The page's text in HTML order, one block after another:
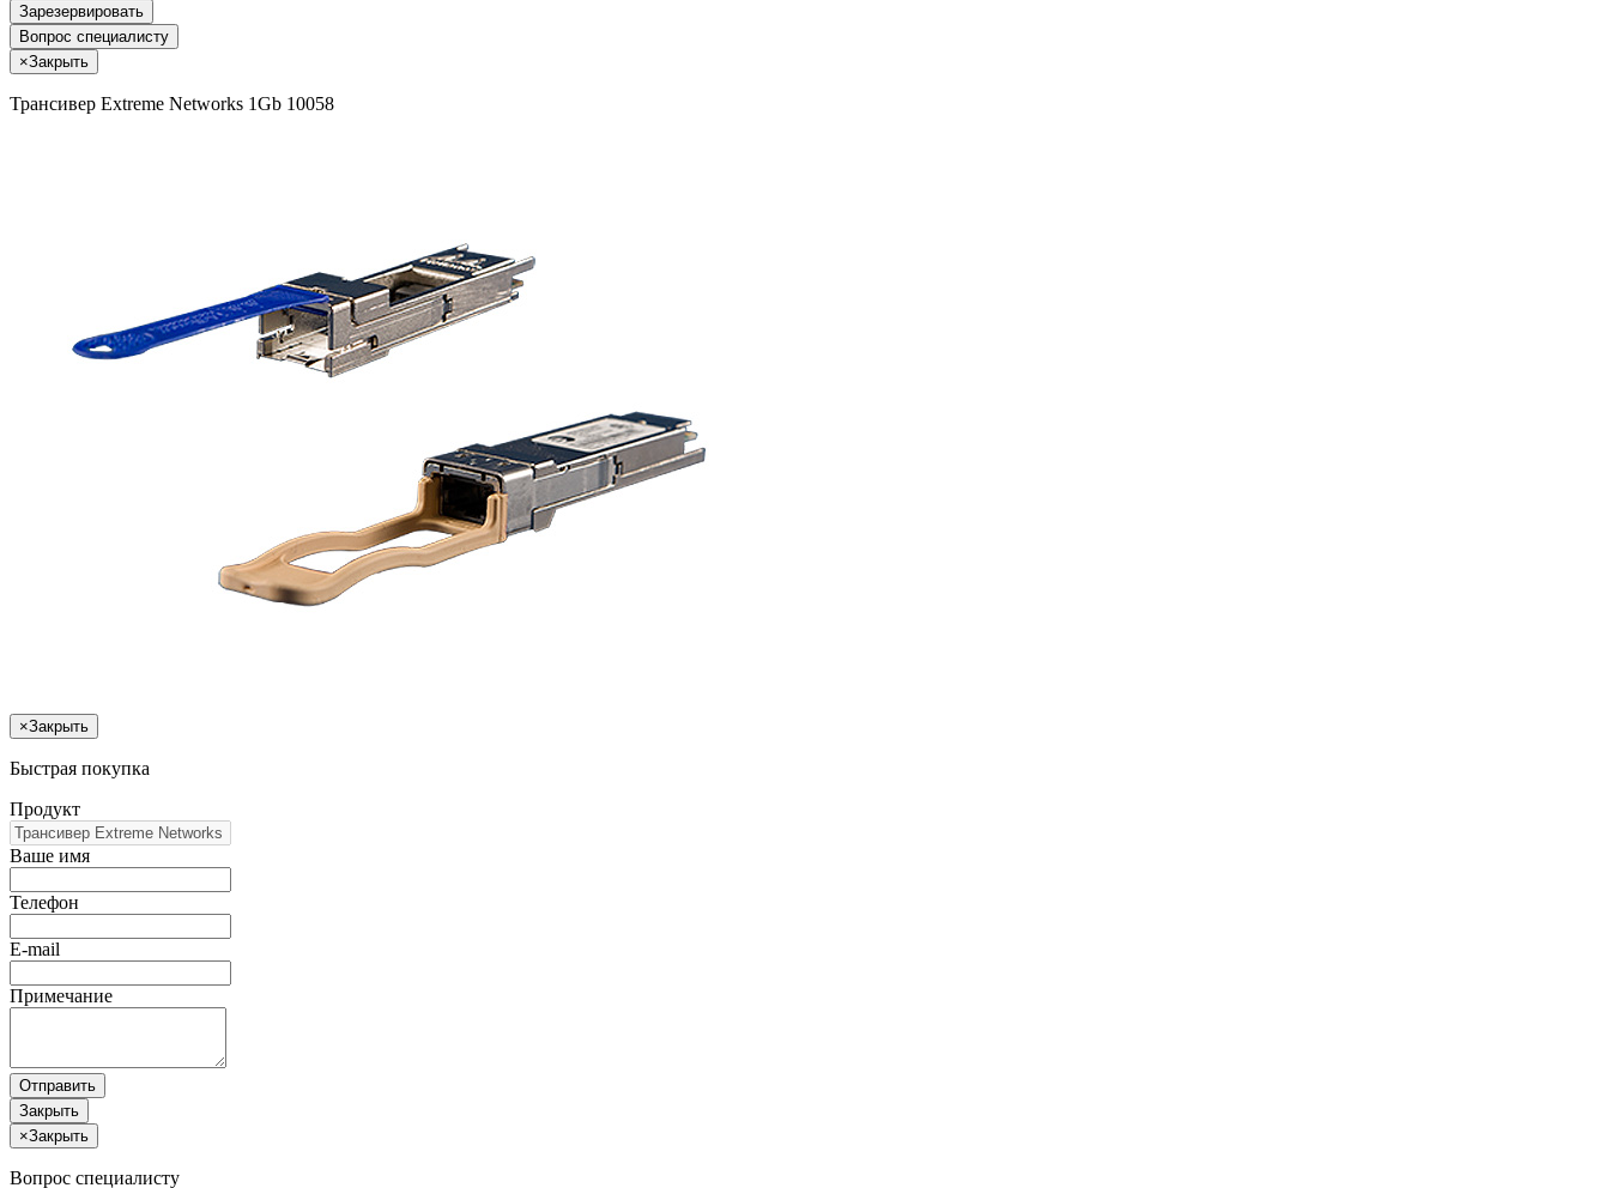
Зарезервировать
Вопрос специалисту
×Закрыть
Трансивер Extreme Networks 1Gb 10058
×Закрыть
Быстрая покупка
Продукт
Ваше имя
Телефон
E-mail
Примечание
Отправить
Закрыть
×Закрыть
Вопрос специалисту